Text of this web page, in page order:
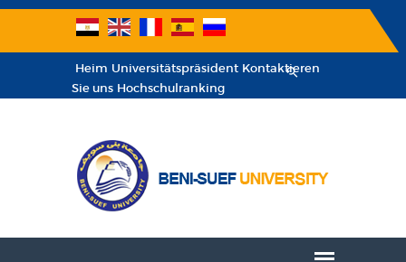
Heim Universitätspräsident Kontaktieren
Sie uns Hochschulranking